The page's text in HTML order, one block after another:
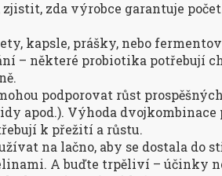
zjistit, zda výrobce garantuje
kapsle, prášky, nebo
– některé probiotika potřebují
podporovat růst
apod.). Výhoda dvojkombinace
k přežití a růstu.
na lačno, aby se dostala do
A buďte trpěliví – účinky